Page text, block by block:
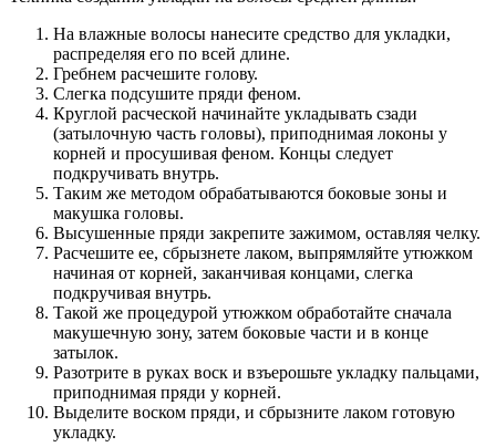
На влажные волосы нанесите средство для укладки,
распределяя его по всей длине.
Гребнем расчешите голову.
Слегка подсушите пряди феном.
Круглой расческой начинайте укладывать сзади
(затылочную часть головы), приподнимая локоны у
корней и просушивая феном. Концы следует
подкручивать внутрь.
Таким же методом обрабатываются боковые зоны и
макушка головы.
Высушенные пряди закрепите зажимом, оставляя челку.
Расчешите ее, сбрызнете лаком, выпрямляйте утюжком
начиная от корней, заканчивая концами, слегка
подкручивая внутрь.
Такой же процедурой утюжком обработайте сначала
макушечную зону, затем боковые части и в конце
затылок.
Разотрите в руках воск и взъерошьте укладку пальцами,
приподнимая пряди у корней.
Выделите воском пряди, и сбрызните лаком готовую
укладку.